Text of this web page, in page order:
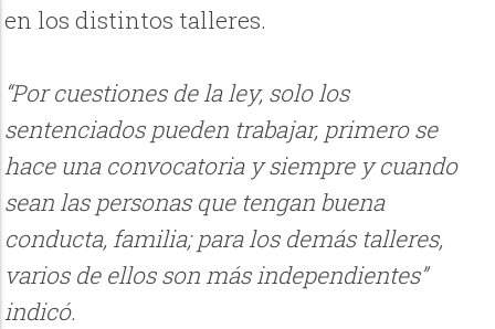
en los distintos talleres.
“Por cuestiones de la ley, solo los
sentenciados pueden trabajar, primero se
hace una convocatoria y siempre y cuando
sean las personas que tengan buena
conducta, familia; para los demás talleres,
varios de ellos son más independientes”
indicó.